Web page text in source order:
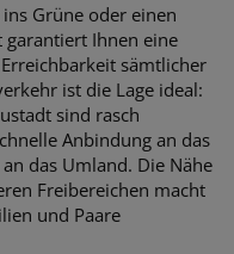
Grüne oder einen
garantiert Ihnen eine
sämtlicher
ist die Lage ideal:
sind rasch
Anbindung an das
das Umland. Die Nähe
Freibereichen macht
und Paare